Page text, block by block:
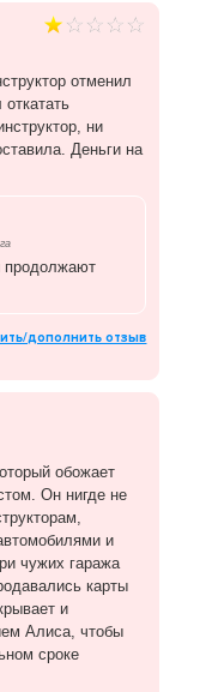
отменил
ни
Деньги на
продолжают
дополнить отзыв
обожает
Он нигде не
и
чужих гаража
карты
и
Алиса, чтобы
сроке